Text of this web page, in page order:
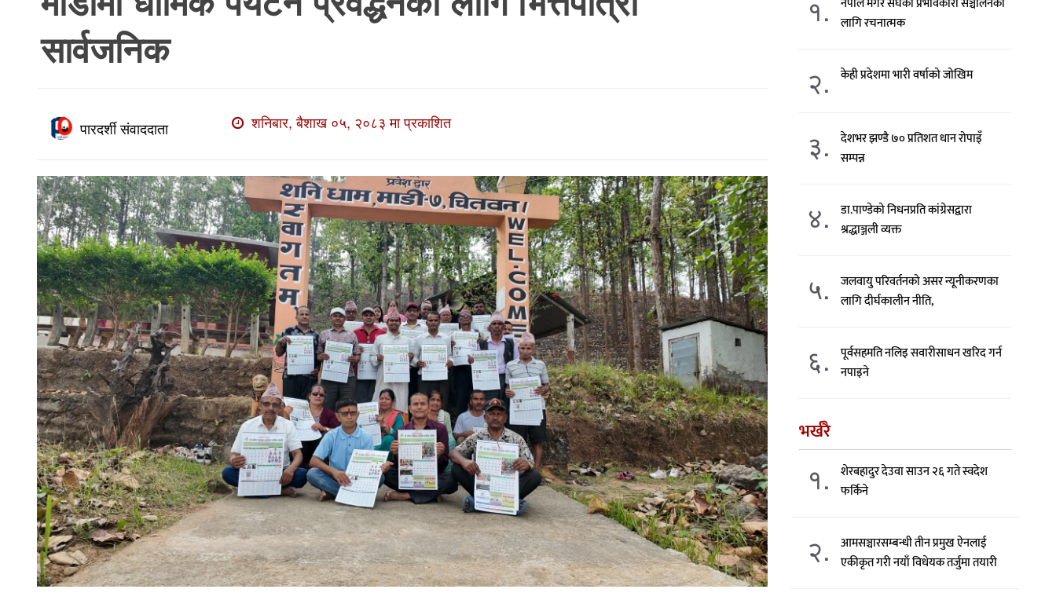
खबर
विविध
सार्वजनिक
पारदर्शी संवाददाता शनिबार, बैशाख ०५, २०८३ मा प्रकाशित
१.
लागि रचनात्मक
२. केही प्रदेशमा भारी वर्षाको जोखिम
३.
देशभर झण्डै ७० प्रतिशत धान रोपाइँ
सम्पन्न
४.
डा.पाण्डेको निधनप्रति कांग्रेसद्वारा
श्रद्धाञ्जली व्यक्त
५.
जलवायु परिवर्तनको असर न्यूनीकरणका
लागि दीर्घकालीन नीति,
६.
पूर्वसहमति नलिइ सवारीसाधन खरिद गर्न
नपाइने
भर्खरै
१.
शेरबहादुर देउवा साउन २६ गते स्वदेश
फर्किने
२.
आमसञ्चारसम्बन्धी तीन प्रमुख ऐनलाई
एकीकृत गरी नयाँ विधेयक तर्जुमा तयारी